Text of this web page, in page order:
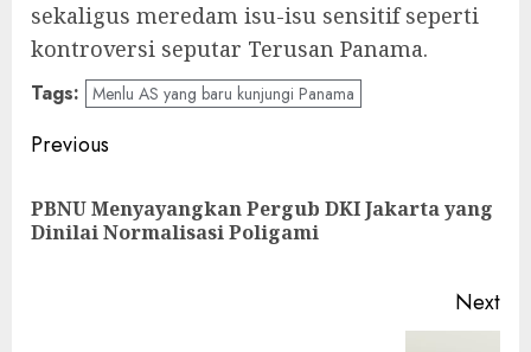
sekaligus meredam isu-isu sensitif seperti
kontroversi seputar Terusan Panama.
Tags: Menlu AS yang baru kunjungi Panama
Post
navigation
Previous
PBNU Menyayangkan Pergub DKI Jakarta yang
Dinilai Normalisasi Poligami
Next